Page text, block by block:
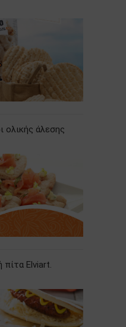
ολικής άλεσης
πίτα Elviart.